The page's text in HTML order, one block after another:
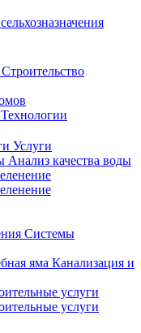
Строительство
Технологии
Услуги
Анализ качества воды
Системы
яма Канализация и
услуги
услуги